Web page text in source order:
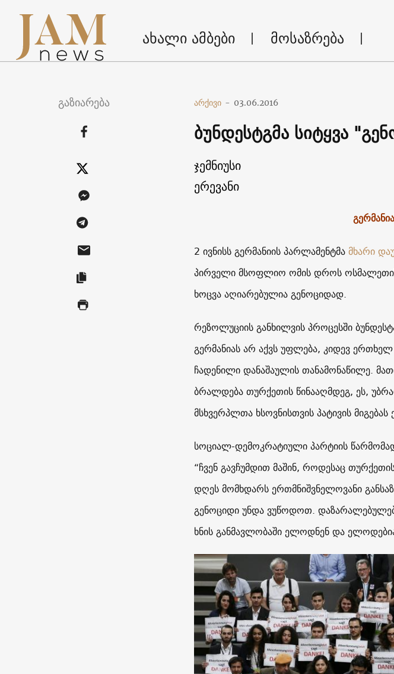
ახალი ამბები მოსაზრება
გაზიარება არქივი - 03.06.2016
ბუნდესტგმა სიტყვა
ჯემნიუსი
ერევანი
2 ივნისს გერმანიის პარლამენტმამხარი
პირველი მსოფლიო ომის დროს ოსმალეთის
ხოცვა აღიარებულია გენოციდად.
რეზოლუციის განხილვის პროცესში
გერმანიას არ აქვს უფლება, კიდევ ერთხელ
ჩადენილი დანაშაულის თანამონაწილე.
ბრალდება თურქეთის წინააღმდეგ, ეს,
მსხვერპლთა ხსოვნისთვის პატივის მიგებას
სოციალ-დემოკრატიული პარტიის
“ჩვენ გავჩუმდით მაშინ, როდესაც
დღეს მომხდარს ერთმნიშვნელოვანი
გენოციდი უნდა ვუწოდოთ.
ხნის განმავლობაში ელოდნენ და